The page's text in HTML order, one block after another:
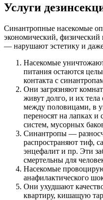
Услуги
Синантропные насекомые
экономический,
— нарушают эстетику и
Насекомые
питания остаются
контакта с
Они загрязняют
живут долго, и их
между половицами, в
переносят на лапках и
систем, мусорных
Синантропы —
распространяют тиф,
энцефалит и пр. Эти
смертельны для
Насекомые
анафилактического
Они ухудшают
квартиру, кишащую